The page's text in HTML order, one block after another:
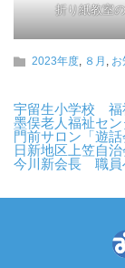
折り紙教室
2023年度, ８月 , お
宇留生小学校
墨俣老人福祉セ
門前サロン「遊
日新地区上笠自
今川新会長 職員